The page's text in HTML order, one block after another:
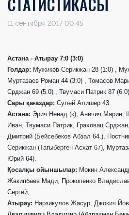
11 сентября 2017 00:45
Астана - Атырау 7:0 (3:0)
Голдар: Мужиков Серикжан 28 (1:0) ,
Муртазаев Роман 44 (3:0) , Томасов
Срджан 69 (5:0) , Твумаси Патрик 87
Сары қағаздар: Сулей Алишер 43.
Астана: Эрич Ненад (к), Аничич Марин,
Иван, Твумаси Патрик, Граховац
Дмитрий (Бейсебеков Абзал 64.),
Серикжан (Тагыберген Асхат 67),
Юрий 64).
Қосалқы ойыншылар: Мокин
Жакипбаев Мади, Прокопенко
Сергей,
Атырау: Нарзикулов Жасур, Джокич